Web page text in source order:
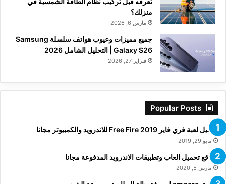
منزلك؟
مارس 6, 2026
جميع مميزات وعيوب هواتف سلسلة Samsung
Galaxy S26 | التحليل الشامل 2026
فبراير 27, 2026
Popular Posts
تحميل لعبة فري فاير Free Fire 2019 للاندرويد والكمبيوتر مجانا
مايو 29, 2019
مواقع تحميل العاب وتطبيقات الاندرويد المدفوعة مجانا
مارس 5, 2020